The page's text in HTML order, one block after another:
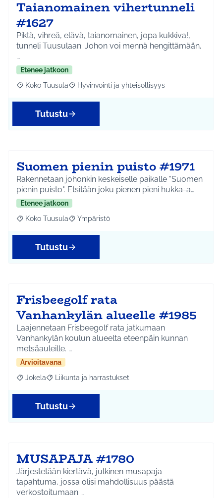
Taianomainen vihertunneli
#1627
Piktä, vihreä, elävä, taianomainen, jopa kukkiva!,
tunneli Tuusulaan. Johon voi mennä hengittämään,
…
Etenee jatkoon
Rajaa tulokset aihepiirin mukaan: Koko Tuusula
Koko Tuusula Rajaa tulokset teeman mukaan: Hyvinvointi ja
Hyvinvointi ja yhteisöllisyys
Tutustu
Suomen pienin puisto #1971
Rakennetaan johonkin keskeiselle paikalle "Suomen
pienin puisto". Etsitään joku pienen pieni hukka-a…
Etenee jatkoon
Rajaa tulokset aihepiirin mukaan: Koko Tuusula
Koko Tuusula Rajaa tulokset teeman mukaan: Ympäristö
Ympäristö
Tutustu
Frisbeegolf rata
Vanhankylän alueelle #1985
Laajennetaan Frisbeegolf rata jatkumaan
Vanhankylän koulun alueelta eteenpäin kunnan
metsäauleille. …
Arvioitavana
Rajaa tulokset aihepiirin mukaan: Jokela
Jokela Rajaa tulokset teeman mukaan: Liikunta ja
Liikunta ja harrastukset
Tutustu
MUSAPAJA #1780
Järjestetään kiertävä, julkinen musapaja
tapahtuma, jossa olisi mahdollisuus päästä
verkostoitumaan …